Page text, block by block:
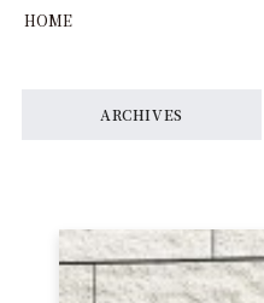
HOME
ARCHIVES